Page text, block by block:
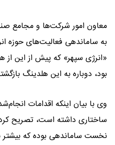
معاون امور شرکت‌ها و مجامع
به ساماندهی فعالیت‌های حوزه
«انرژی سپهر» که پیش از این
بود، دوباره به این هلدینگ
وی با بیان اینکه اقدامات
ساختاری داشته است، تصریح
نخست ساماندهی بوده که